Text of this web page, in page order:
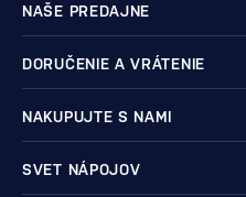
NAŠE PREDAJNE
DORUČENIE A VRÁTENIE
NAKUPUJTE S NAMI
SVET NÁPOJOV